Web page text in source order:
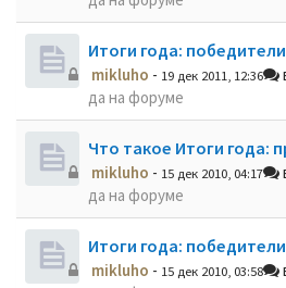
Итоги года:
mikluho - 19 дек 2011, 12:36
да на форуме
Что такое Итоги года:
mikluho - 15 дек 2010, 04:17
да на форуме
Итоги года:
mikluho - 15 дек 2010, 03:58